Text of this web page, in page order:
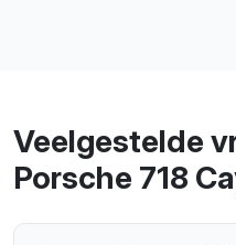
Veelgestelde
Porsche 718